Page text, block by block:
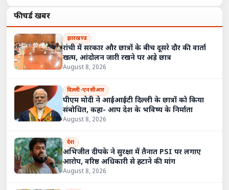
फीचर्ड खबरें
झारखण्ड
रांची में सरकार और छात्रों के बीच दूसरे दौर की वार्ता
खत्म, आंदोलन जारी रखने पर अड़े छात्र
August 8, 2026
दिल्ली-एनसीआर
पीएम मोदी ने आईआईटी दिल्ली के छात्रों को किया
संबोधित, कहा- आप देश के भविष्य के निर्माता
August 8, 2026
देश
अभिजीत दीपके ने सुरक्षा में तैनात PSI पर लगाए
आरोप, वरिष्ठ अधिकारी से हटाने की मांग
August 8, 2026